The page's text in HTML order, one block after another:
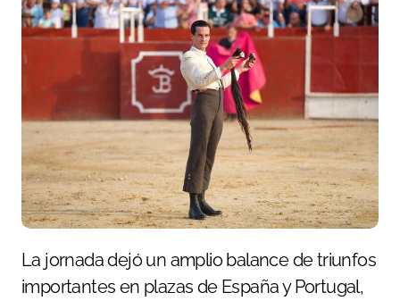
La jornada dejó un amplio balance de triunfos
importantes en plazas de España y Portugal,